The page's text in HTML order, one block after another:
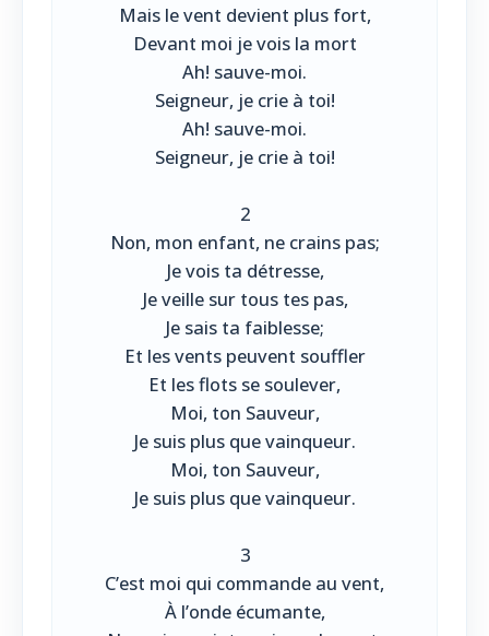
Mais le vent devient plus fort,
Devant moi je vois la mort
Ah! sauve-moi.
Seigneur, je crie à toi!
Ah! sauve-moi.
Seigneur, je crie à toi!
2
Non, mon enfant, ne crains pas;
Je vois ta détresse,
Je veille sur tous tes pas,
Je sais ta faiblesse;
Et les vents peuvent souffler
Et les flots se soulever,
Moi, ton Sauveur,
Je suis plus que vainqueur.
Moi, ton Sauveur,
Je suis plus que vainqueur.
3
C’est moi qui commande au vent,
À l’onde écumante,